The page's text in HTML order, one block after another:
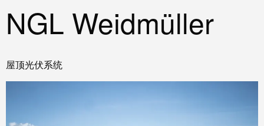
制
电
两
误
NGL Weidmüller
屋顶光伏系统